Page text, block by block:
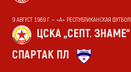
9 АВГУСТ 1969 Г. — «А» РЕСПУБЛИКАНСКАЯ
ЦСКА „СЕПТ. ЗНАМЕ“
СПАРТАК ПЛ